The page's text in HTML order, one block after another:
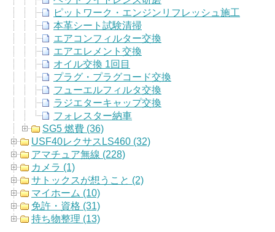
ピットワーク・エンジンリフレッシュ施工
本革シート試験清掃
エアコンフィルター交換
エアエレメント交換
オイル交換 1回目
プラグ・プラグコード交換
フューエルフィルタ交換
ラジエターキャップ交換
フォレスター納車
SG5 燃費 (36)
USF40レクサスLS460 (32)
アマチュア無線 (228)
カメラ (1)
サトックスが想うこと (2)
マイホーム (10)
免許・資格 (31)
持ち物整理 (13)